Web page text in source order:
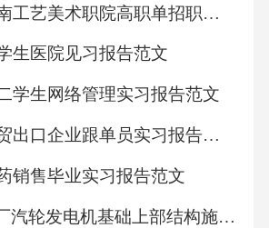
纸板材料及制品应符合的规定
2024年湖南工艺美术职院高职单招职业技能考试模拟试卷含答案详解【夺分金卷】
生医院见习报告范文
学生网络管理实习报告范文
2023年外贸出口企业跟单员实习报告范文
销售毕业实习报告范文
浙江某电厂汽轮发电机基础上部结构施工方案